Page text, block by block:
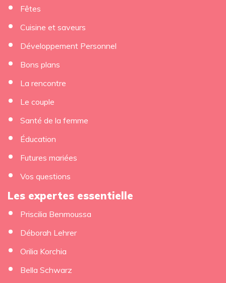
Fêtes
Cuisine et saveurs
Développement Personnel
Bons plans
La rencontre
Le couple
Santé de la femme
Éducation
Futures mariées
Vos questions
Les expertes essentielle
Priscilia Benmoussa
Déborah Lehrer
Orilia Korchia
Bella Schwarz